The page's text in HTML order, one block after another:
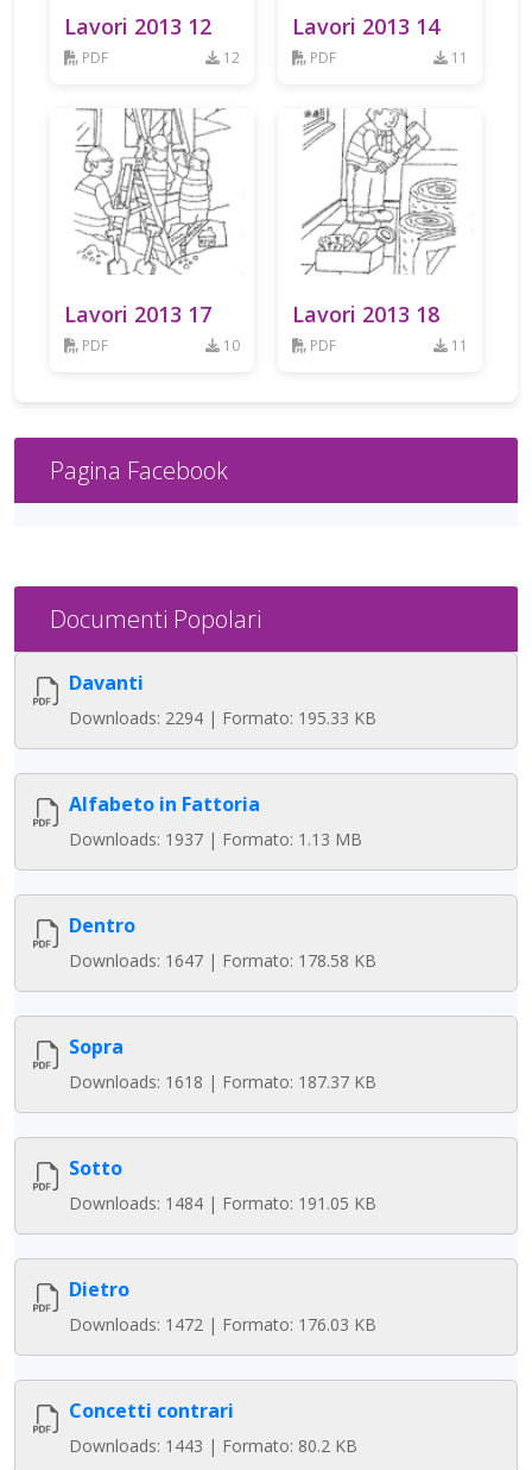
Lavori 2013 12
PDF 12
Lavori 2013 14
PDF 11
Lavori 2013 17
PDF 10
Lavori 2013 18
PDF 11
Pagina Facebook
Documenti Popolari
Davanti
Downloads: 2294 | Formato: 195.33 KB
Alfabeto in Fattoria
Downloads: 1937 | Formato: 1.13 MB
Dentro
Downloads: 1647 | Formato: 178.58 KB
Sopra
Downloads: 1618 | Formato: 187.37 KB
Sotto
Downloads: 1484 | Formato: 191.05 KB
Dietro
Downloads: 1472 | Formato: 176.03 KB
Concetti contrari
Downloads: 1443 | Formato: 80.2 KB